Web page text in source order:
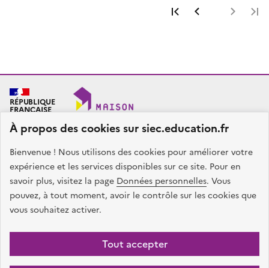
À propos des cookies sur siec.education.fr
Bienvenue ! Nous utilisons des cookies pour améliorer votre
expérience et les services disponibles sur ce site. Pour en
savoir plus, visitez la page Données personnelles. Vous
pouvez, à tout moment, avoir le contrôle sur les cookies que
vous souhaitez activer.
Tout accepter
Première page
Page
RÉPUBLIQUE
FRANÇAISE
SIEC - Maison des examens
Académies de Créteil, Paris et Versailles
7, rue Ernest Renan
94749 ARCUEIL CEDEX
Nous contacter
facebook
x instagramlinkedin